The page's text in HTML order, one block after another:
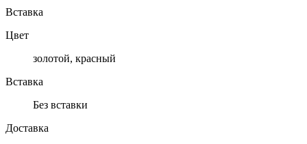
Вставка
Цвет
золотой, красный
Вставка
Без вставки
Доставка